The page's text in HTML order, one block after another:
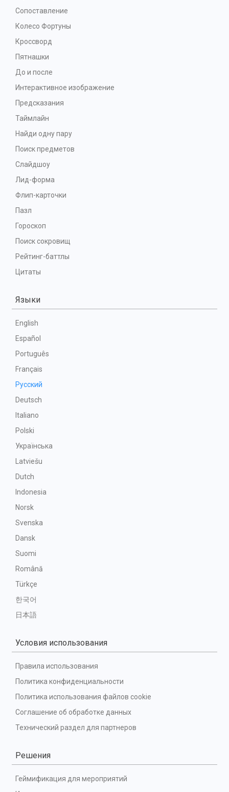
Сопоставление
Колесо Фортуны
Кроссворд
Пятнашки
До и после
Интерактивное изображение
Предсказания
Таймлайн
Найди одну пару
Поиск предметов
Слайдшоу
Лид-форма
Флип-карточки
Пазл
Гороскоп
Поиск сокровищ
Рейтинг-баттлы
Цитаты
Языки
English
Español
Português
Français
Русский
Deutsch
Italiano
Polski
Українська
Latviešu
Dutch
Indonesia
Norsk
Svenska
Dansk
Suomi
Română
Türkçe
한국어
日本語
Условия использования
Правила использования
Политика конфиденциальности
Политика использования файлов cookie
Соглашение об обработке данных
Технический раздел для партнеров
Решения
Геймификация для мероприятий